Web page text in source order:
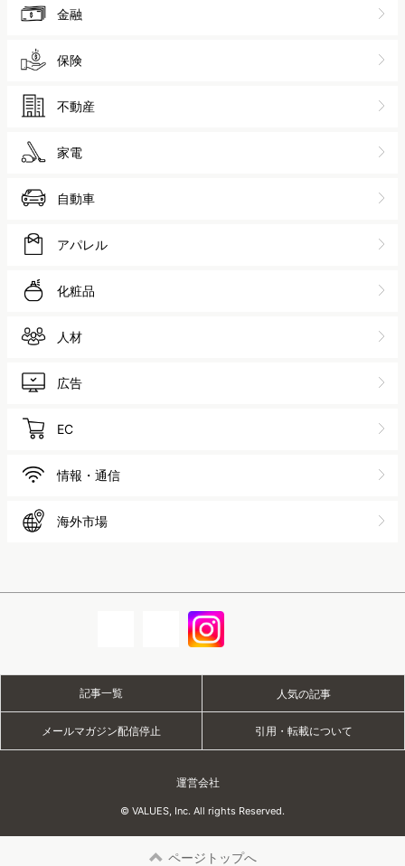
金融
保険
不動産
家電
自動車
アパレル
化粧品
人材
広告
EC
情報・通信
海外市場
記事一覧 人気の記事
メールマガジン配信停止 引用・転載について
運営会社
© VALUES, Inc. All rights Reserved.
ページトップへ